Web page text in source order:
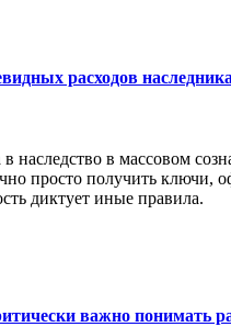
расходов
в массовом
просто получить
диктует иные правила.
важно понимать